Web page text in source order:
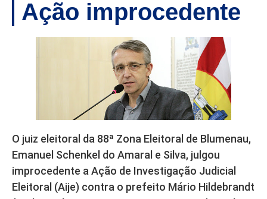
Ação improcedente
O juiz eleitoral da 88ª Zona Eleitoral de Blumenau,
Emanuel Schenkel do Amaral e Silva, julgou
improcedente a Ação de Investigação Judicial
Eleitoral (Aije) contra o prefeito Mário Hildebrandt